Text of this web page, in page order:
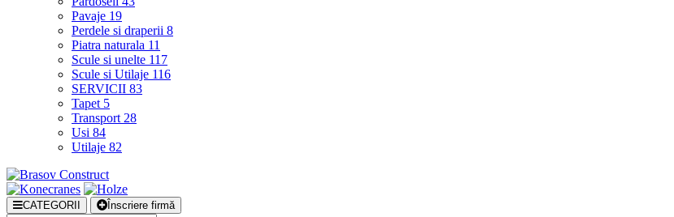
Pavaje 19
Perdele si draperii 8
Piatra naturala 11
Scule si unelte 117
Scule si Utilaje 116
SERVICII 83
Tapet 5
Transport 28
Usi 84
Utilaje 82
CATEGORII Înscriere firmă